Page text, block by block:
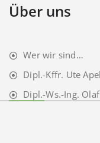
Über uns
Wer wir sind…
Dipl.-Kffr. Ute Apel
Dipl.-Ws.-Ing.